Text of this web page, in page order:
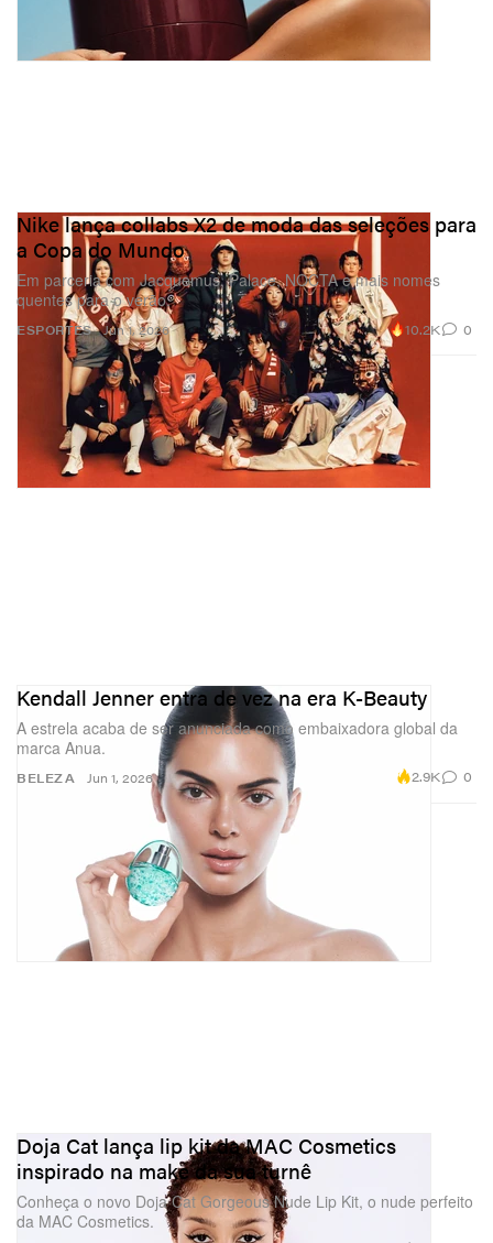
ESPORTES
Nike lança collabs X2 de moda das seleções para
a Copa do Mundo
Em parceria com Jacquemus, Palace, NOCTA e mais nomes
quentes para o verão.
Jun 1, 2026 10.2K 0
BELEZA
Kendall Jenner entra de vez na era K-Beauty
A estrela acaba de ser anunciada como embaixadora global da
marca Anua.
Jun 1, 2026 2.9K 0
Doja Cat lança lip kit da MAC Cosmetics
inspirado na make da sua turnê
Conheça o novo Doja Cat Gorgeous Nude Lip Kit, o nude perfeito
da MAC Cosmetics.